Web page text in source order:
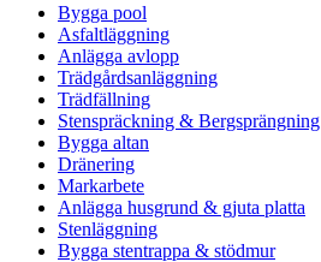
Bygga pool
Asfaltläggning
Anlägga avlopp
Trädgårdsanläggning
Trädfällning
Stenspräckning & Bergsprängning
Bygga altan
Dränering
Markarbete
Anlägga husgrund & gjuta platta
Stenläggning
Bygga stentrappa & stödmur